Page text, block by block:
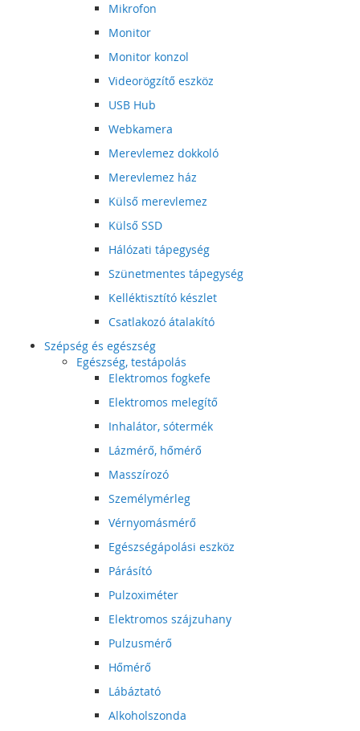
Mikrofon
Monitor
Monitor konzol
Videorögzítő eszköz
USB Hub
Webkamera
Merevlemez dokkoló
Merevlemez ház
Külső merevlemez
Külső SSD
Hálózati tápegység
Szünetmentes tápegység
Kelléktisztító készlet
Csatlakozó átalakító
Szépség és egészség
Egészség, testápolás
Elektromos fogkefe
Elektromos melegítő
Inhalátor, sótermék
Lázmérő, hőmérő
Masszírozó
Személymérleg
Vérnyomásmérő
Egészségápolási eszköz
Párásító
Pulzoximéter
Elektromos szájzuhany
Pulzusmérő
Hőmérő
Lábáztató
Alkoholszonda